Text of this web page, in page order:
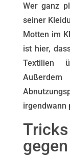
Wer ganz
seiner
Motten im
ist hier,
Textilien
irgendwann